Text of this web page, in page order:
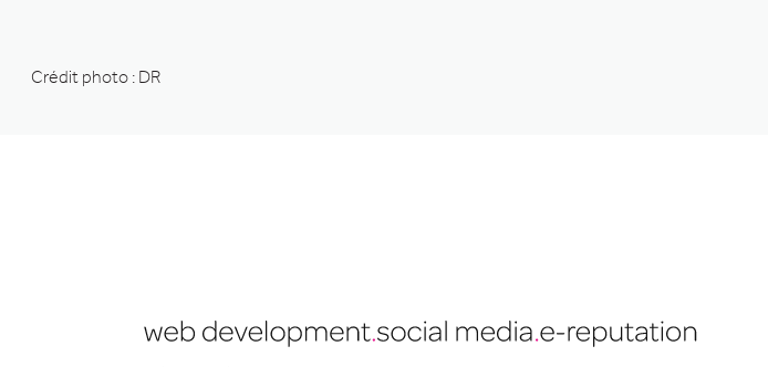
Crédit photo : DR